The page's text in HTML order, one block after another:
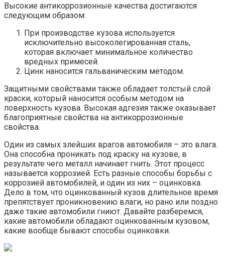
Высокие антикоррозионные качества достигаются
следующим образом:
При производстве кузова используется
исключительно высоколегированная сталь,
которая включает минимальное количество
вредных примесей.
Цинк наносится гальваническим методом.
Защитными свойствами также обладает толстый слой
краски, который наносится особым методом на
поверхность кузова. Высокая адгезия также оказывает
благоприятные свойства на антикоррозионные
свойства.
Один из самых злейших врагов автомобиля – это влага.
Она способна проникать под краску на кузове, в
результате чего металл начинает гнить. Этот процесс
называется коррозией. Есть разные способы борьбы с
коррозией автомобилей, и один из них – оцинковка.
Дело в том, что оцинкованный кузов длительное время
препятствует проникновению влаги, но рано или поздно
даже такие автомобили гниют. Давайте разберемся,
какие автомобили обладают оцинкованным кузовом,
какие вообще бывают способы оцинковки.